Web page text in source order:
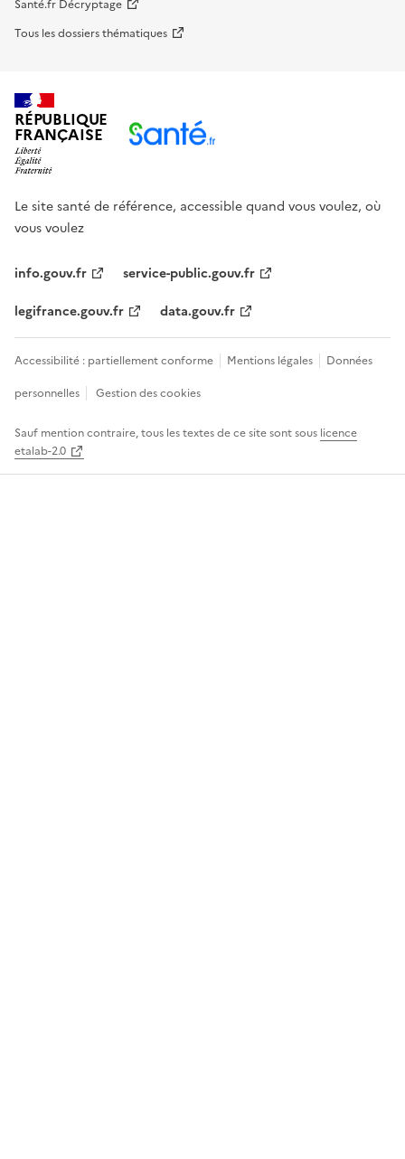
Santé.fr Décryptage
Tous les dossiers thématiques
RÉPUBLIQUE
FRANÇAISE
Le site santé de référence, accessible quand vous voulez, où
vous voulez
info.gouv.fr
service-public.gouv.fr
legifrance.gouv.fr
data.gouv.fr
Accessibilité : partiellement conforme Mentions légales
Données
personnelles
Gestion des cookies
Sauf mention contraire, tous les textes de ce site sont sous licence
etalab-2.0